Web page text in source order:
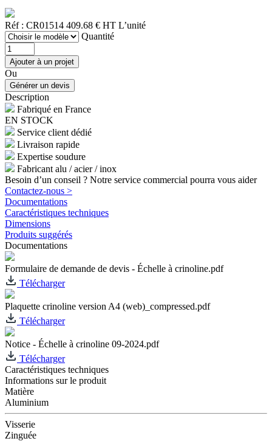
Réf : CR01514 409.68 € HT L’unité
Quantité
Ou
Description
Fabriqué en France
EN STOCK
Service client dédié
Livraison rapide
Expertise soudure
Fabricant alu / acier / inox
Besoin d’un conseil ? Notre service commercial pourra vous aider
Contactez-nous >
Documentations
Caractéristiques techniques
Dimensions
Produits suggérés
Documentations
Formulaire de demande de devis - Échelle à crinoline.pdf
Télécharger
Plaquette crinoline version A4 (web)_compressed.pdf
Télécharger
Notice - Échelle à crinoline 09-2024.pdf
Télécharger
Caractéristiques techniques
Informations sur le produit
Matière
Aluminium
Visserie
Zinguée